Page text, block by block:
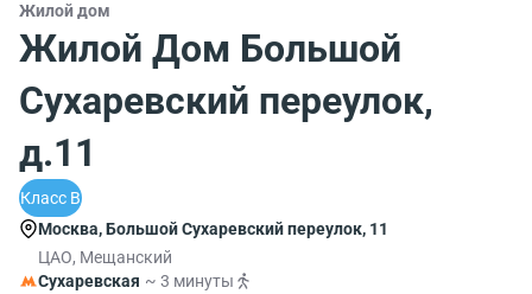
Жилой дом
Жилой Дом Большой
Сухаревский переулок,
д.11
Класс B
Москва, Большой Сухаревский переулок, 11
ЦАО, Мещанский
Сухаревская ~ 3 минуты